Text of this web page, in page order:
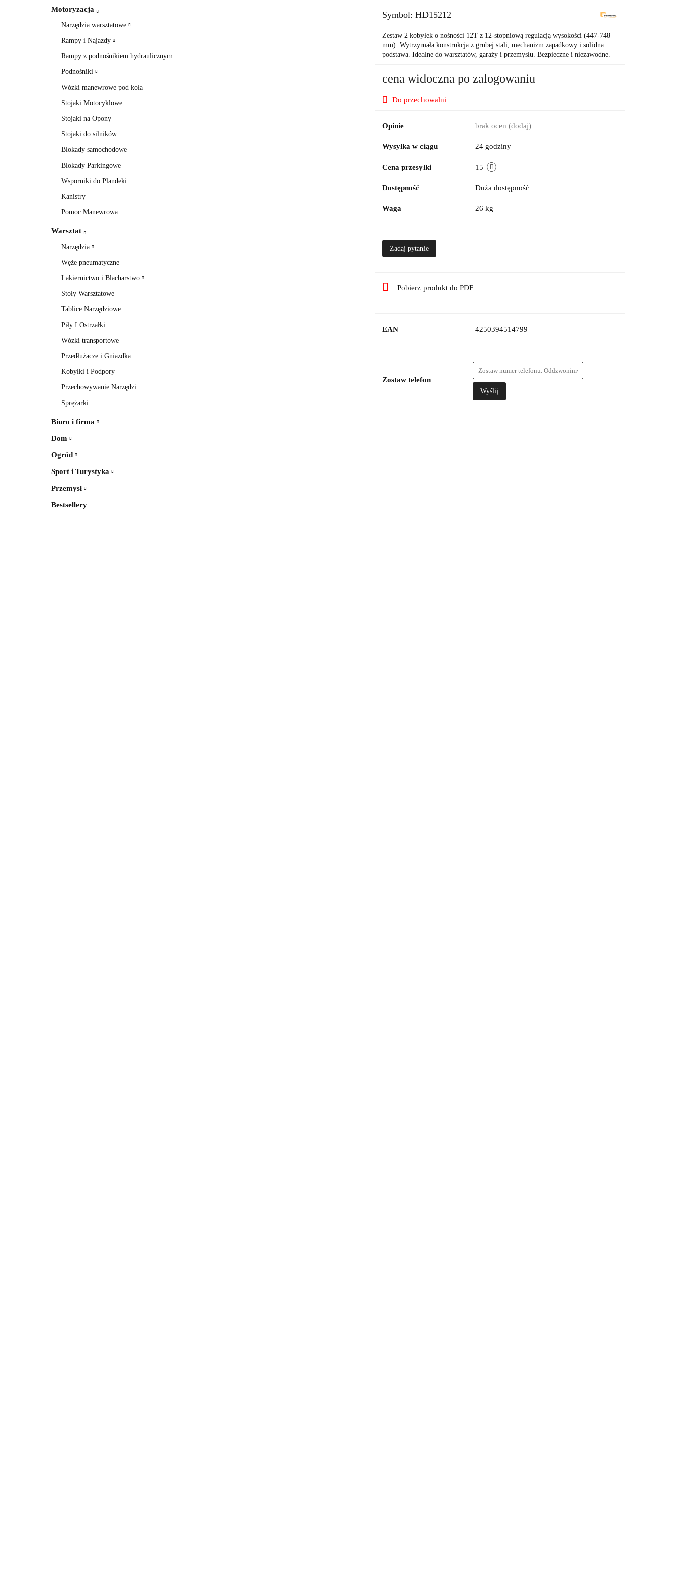
Motoryzacja
Narzędzia warsztatowe
Rampy i Najazdy
Rampy z podnośnikiem hydraulicznym
Podnośniki
Wózki manewrowe pod koła
Stojaki Motocyklowe
Stojaki na Opony
Stojaki do silników
Blokady samochodowe
Blokady Parkingowe
Wsporniki do Plandeki
Kanistry
Pomoc Manewrowa
Warsztat
Narzędzia
Węże pneumatyczne
Lakiernictwo i Blacharstwo
Stoły Warsztatowe
Tablice Narzędziowe
Piły I Ostrzałki
Wózki transportowe
Przedłużacze i Gniazdka
Kobyłki i Podpory
Przechowywanie Narzędzi
Sprężarki
Biuro i firma
Dom
Ogród
Sport i Turystyka
Przemysł
Bestsellery
Symbol:HD15212
Zestaw 2 kobyłek o nośności 12T z 12-stopniową regulacją wysokości (447-748
mm). Wytrzymała konstrukcja z grubej stali, mechanizm zapadkowy i solidna
podstawa. Idealne do warsztatów, garaży i przemysłu. Bezpieczne i niezawodne.
cena widoczna po zalogowaniu
Do przechowalni
Opinie brak ocen(dodaj)
Wysyłka w ciągu 24 godziny
Cena przesyłki 15
Dostępność Duża dostępność
Waga 26 kg
Zadaj pytanie
Pobierz produkt do PDF
EAN 4250394514799
Zostaw telefon
Wyślij